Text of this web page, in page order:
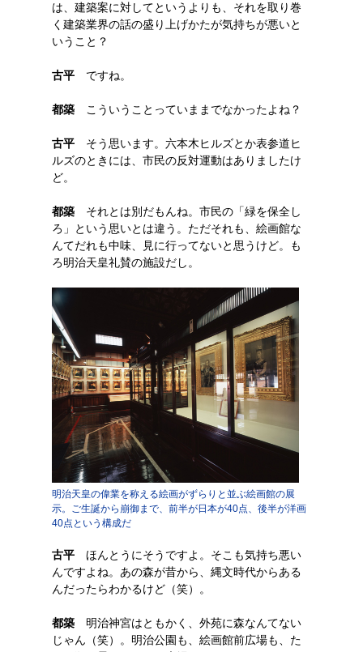
は、建築案に対してというよりも、それを取り巻
く建築業界の話の盛り上げかたが気持ちが悪いと
いうこと？
古平 ですね。
都築 こういうことっていままでなかったよね？
古平 そう思います。六本木ヒルズとか表参道ヒ
ルズのときには、市民の反対運動はありましたけ
ど。
都築 それとは別だもんね。市民の「緑を保全し
ろ」という思いとは違う。ただそれも、絵画館な
んてだれも中味、見に行ってないと思うけど。も
ろ明治天皇礼賛の施設だし。
明治天皇の偉業を称える絵画がずらりと並ぶ絵画館の展
示。ご生誕から崩御まで、前半が日本が40点、後半が洋画
40点という構成だ
古平 ほんとうにそうですよ。そこも気持ち悪い
んですよね。あの森が昔から、縄文時代からある
んだったらわかるけど（笑）。
都築 明治神宮はともかく、外苑に森なんてない
じゃん（笑）。明治公園も、絵画館前広場も、た